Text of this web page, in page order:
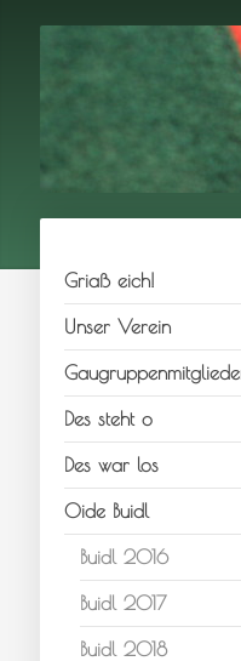
Griaß eich!
Unser Verein
Des steht o
Des war los
Oide Buidl
Buidl 2016
Buidl 2017
Buidl 2018